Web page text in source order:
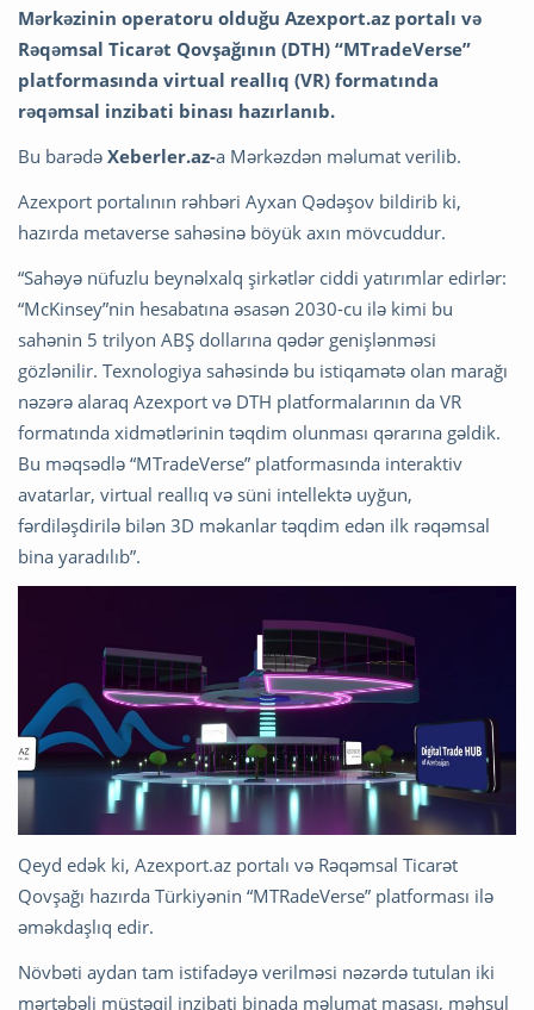
Mərkəzinin operatoru olduğu Azexport.az portalı və
Rəqəmsal Ticarət Qovşağının (DTH) “MTradeVerse”
platformasında virtual reallıq (VR) formatında
rəqəmsal inzibati binası hazırlanıb.
Bu barədə Xeberler.az-a Mərkəzdən məlumat verilib.
Azexport portalının rəhbəri Ayxan Qədəşov bildirib ki,
hazırda metaverse sahəsinə böyük axın mövcuddur.
“Sahəyə nüfuzlu beynəlxalq şirkətlər ciddi yatırımlar edirlər:
“McKinsey”nin hesabatına əsasən 2030-cu ilə kimi bu
sahənin 5 trilyon ABŞ dollarına qədər genişlənməsi
gözlənilir. Texnologiya sahəsində bu istiqamətə olan marağı
nəzərə alaraq Azexport və DTH platformalarının da VR
formatında xidmətlərinin təqdim olunması qərarına gəldik.
Bu məqsədlə “MTradeVerse” platformasında interaktiv
avatarlar, virtual reallıq və süni intellektə uyğun,
fərdiləşdirilə bilən 3D məkanlar təqdim edən ilk rəqəmsal
bina yaradılıb”.
Qeyd edək ki, Azexport.az portalı və Rəqəmsal Ticarət
Qovşağı hazırda Türkiyənin “MTRadeVerse” platforması ilə
əməkdaşlıq edir.
Növbəti aydan tam istifadəyə verilməsi nəzərdə tutulan iki
mərtəbəli müstəqil inzibati binada məlumat masası, məhsul